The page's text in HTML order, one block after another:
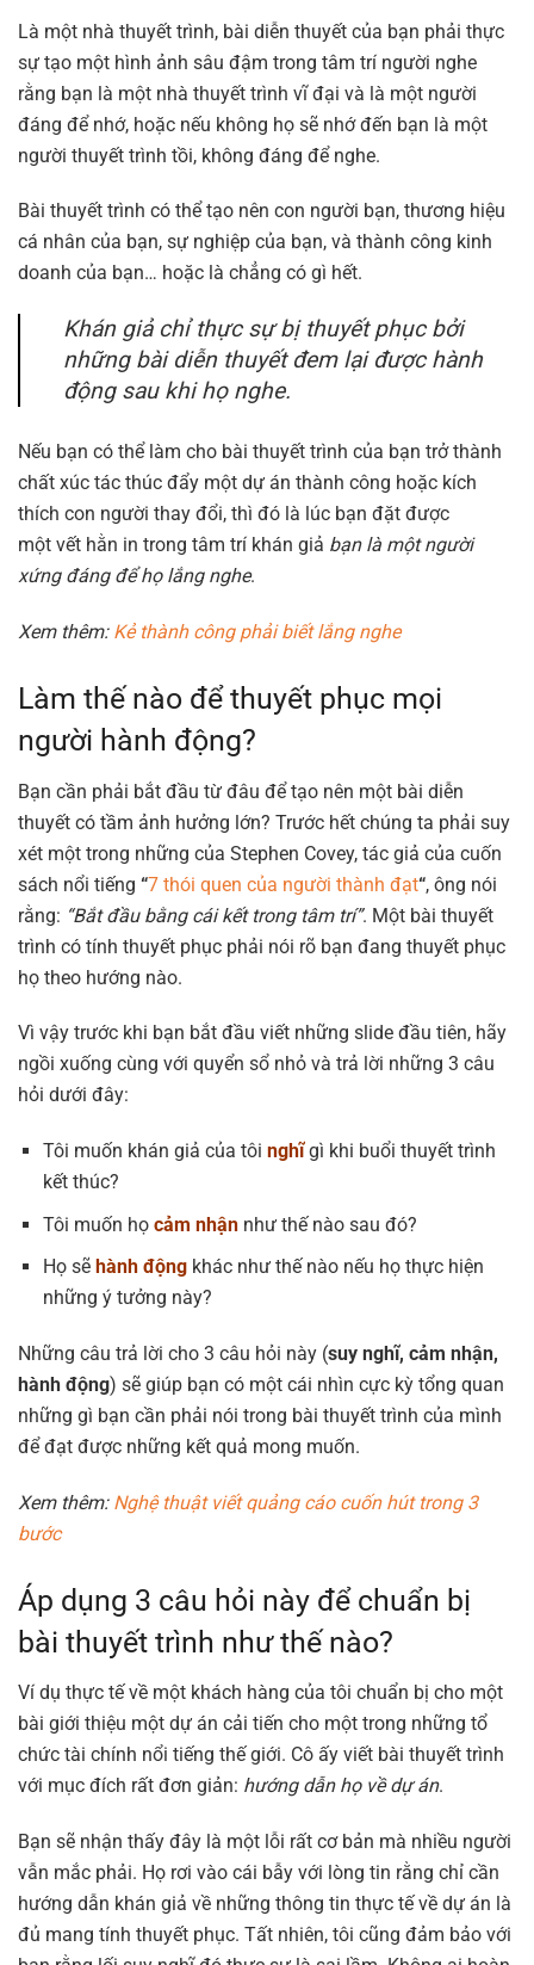
Là một nhà thuyết trình, bài diễn thuyết của bạn phải thực
sự tạo một hình ảnh sâu đậm trong tâm trí người nghe
rằng bạn là một nhà thuyết trình vĩ đại và là một người
đáng để nhớ, hoặc nếu không họ sẽ nhớ đến bạn là một
người thuyết trình tồi, không đáng để nghe.
Bài thuyết trình có thể tạo nên con người bạn, thương hiệu
cá nhân của bạn, sự nghiệp của bạn, và thành công kinh
doanh của bạn… hoặc là chẳng có gì hết.
Khán giả chỉ thực sự bị thuyết phục bởi
những bài diễn thuyết đem lại được hành
động sau khi họ nghe.
Nếu bạn có thể làm cho bài thuyết trình của bạn trở thành
chất xúc tác thúc đẩy một dự án thành công hoặc kích
thích con người thay đổi, thì đó là lúc bạn đặt được
một vết hằn in trong tâm trí khán giả bạn là một người
xứng đáng để họ lắng nghe.
Xem thêm: Kẻ thành công phải biết lắng nghe
Làm thế nào để thuyết phục mọi
người hành động?
Bạn cần phải bắt đầu từ đâu để tạo nên một bài diễn
thuyết có tầm ảnh hưởng lớn? Trước hết chúng ta phải suy
xét một trong những của Stephen Covey, tác giả của cuốn
sách nổi tiếng “7 thói quen của người thành đạt“, ông nói
rằng: “Bắt đầu bằng cái kết trong tâm trí”. Một bài thuyết
trình có tính thuyết phục phải nói rõ bạn đang thuyết phục
họ theo hướng nào.
Vì vậy trước khi bạn bắt đầu viết những slide đầu tiên, hãy
ngồi xuống cùng với quyển sổ nhỏ và trả lời những 3 câu
hỏi dưới đây:
Tôi muốn khán giả của tôi nghĩgì khi buổi thuyết trình
kết thúc?
Tôi muốn họ cảm nhận như thế nào sau đó?
Họ sẽ hành độngkhác như thế nào nếu họ thực hiện
những ý tưởng này?
Những câu trả lời cho 3 câu hỏi này (suy nghĩ, cảm nhận,
hành động) sẽ giúp bạn có một cái nhìn cực kỳ tổng quan
những gì bạn cần phải nói trong bài thuyết trình của mình
để đạt được những kết quả mong muốn.
Xem thêm: Nghệ thuật viết quảng cáo cuốn hút trong 3
bước
Áp dụng 3 câu hỏi này để chuẩn bị
bài thuyết trình như thế nào?
Ví dụ thực tế về một khách hàng của tôi chuẩn bị cho một
bài giới thiệu một dự án cải tiến cho một trong những tổ
chức tài chính nổi tiếng thế giới. Cô ấy viết bài thuyết trình
với mục đích rất đơn giản: hướng dẫn họ về dự án.
Bạn sẽ nhận thấy đây là một lỗi rất cơ bản mà nhiều người
vẫn mắc phải. Họ rơi vào cái bẫy với lòng tin rằng chỉ cần
hướng dẫn khán giả về những thông tin thực tế về dự án là
đủ mang tính thuyết phục. Tất nhiên, tôi cũng đảm bảo với